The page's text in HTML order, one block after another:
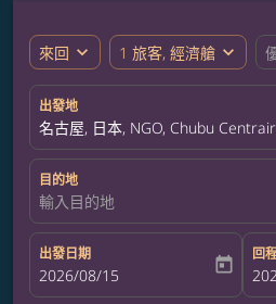
來回 expand_more 1 旅客, 經濟艙 expand_more
出發地
名古屋, 日本, NGO, Chubu
目的地
輸入目的地
出發日期
fc-booking-departure-date-aria-
2026/08/15 today
回
fc-